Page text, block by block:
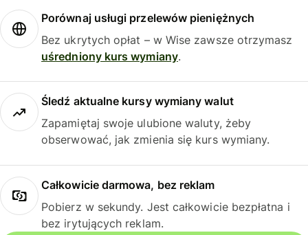
Porównaj usługi przelewów pieniężnych
Bez ukrytych opłat – w Wise zawsze otrzymasz
uśredniony kurs wymiany.
Śledź aktualne kursy wymiany walut
Zapamiętaj swoje ulubione waluty, żeby
obserwować, jak zmienia się kurs wymiany.
Całkowicie darmowa, bez reklam
Pobierz w sekundy. Jest całkowicie bezpłatna i
bez irytujących reklam.